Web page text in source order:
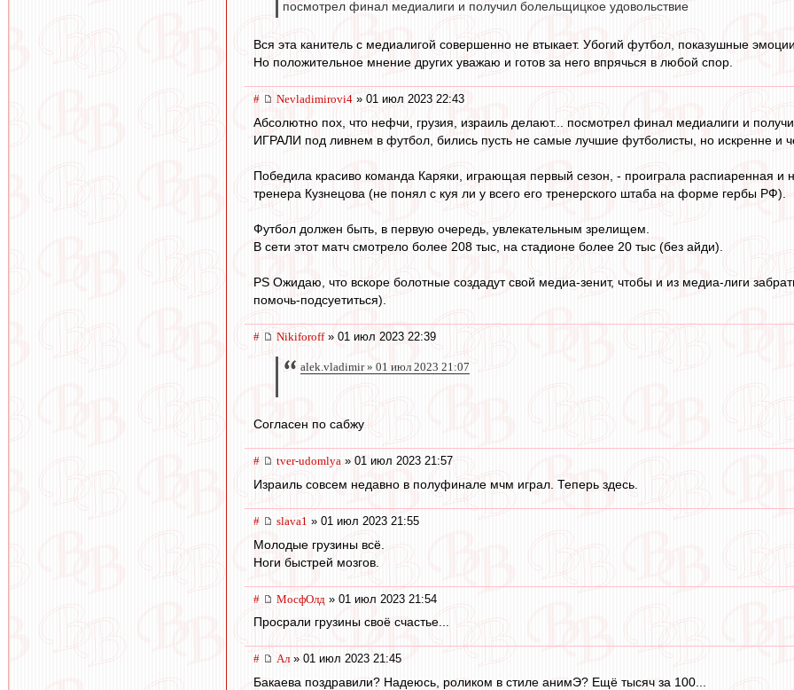
посмотрел финал медиалиги и получил болельщицкое удовольствие
Вся эта канитель с медиалигой совершенно не втыкает. Убогий футбол, показушные
Но положительное мнение других уважаю и готов за него впрячься в любой спор.
# Nevladimirovi4 » 01 июл 2023 22:43
Абсолютно пох, что нефчи, грузия, израиль делают... посмотрел финал медиалиги и
ИГРАЛИ под ливнем в футбол, бились пусть не самые лучшие футболисты, но искренне и
Победила красиво команда Каряки, играющая первый сезон, - проиграла распиаренная
тренера Кузнецова (не понял с куя ли у всего его тренерского штаба на форме гербы РФ).
Футбол должен быть, в первую очередь, увлекательным зрелищем.
В сети этот матч смотрело более 208 тыс, на стадионе более 20 тыс (без айди).
PS Ожидаю, что вскоре болотные создадут свой медиа-зенит, чтобы и из медиа-лиги
помочь-подсуетиться).
# Nikiforoff» 01 июл 2023 22:39
alek.vladimir » 01 июл 2023 21:07
Согласен по сабжу
# tver-udomlya » 01 июл 2023 21:57
Израиль совсем недавно в полуфинале мчм играл. Теперь здесь.
# slava1 » 01 июл 2023 21:55
Молодые грузины всё.
Ноги быстрей мозгов.
# МосфОлд » 01 июл 2023 21:54
Просрали грузины своё счастье...
# Ал » 01 июл 2023 21:45
Бакаева поздравили? Надеюсь, роликом в стиле анимЭ? Ещё тысяч за 100...